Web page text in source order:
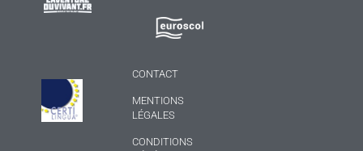
CONTACT
MENTIONS
LÉGALES
CONDITIONS